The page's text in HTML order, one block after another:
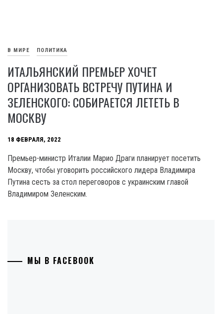
В МИРЕ ПОЛИТИКА
ИТАЛЬЯНСКИЙ ПРЕМЬЕР ХОЧЕТ
ОРГАНИЗОВАТЬ ВСТРЕЧУ ПУТИНА И
ЗЕЛЕНСКОГО: СОБИРАЕТСЯ ЛЕТЕТЬ В
МОСКВУ
18 ФЕВРАЛЯ, 2022
Премьер-министр Италии Марио Драги планирует посетить
Москву, чтобы уговорить российского лидера Владимира
Путина сесть за стол переговоров с украинским главой
Владимиром Зеленским.
МЫ В FACEBOOK